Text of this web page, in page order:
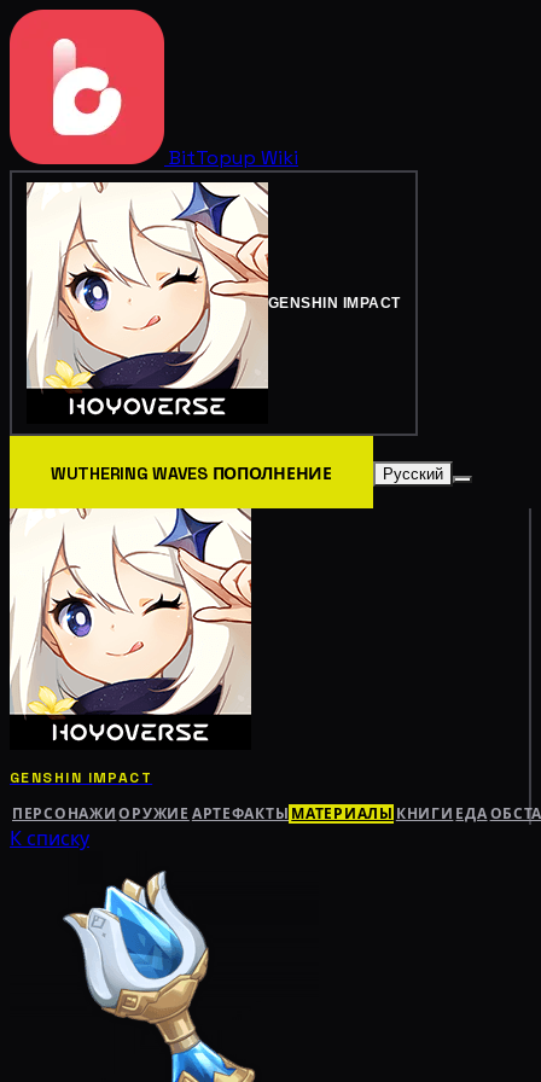
BitTopup Wiki
GENSHIN IMPACT
WUTHERING WAVES ПОПОЛНЕНИЕ Русский
GENSHIN IMPACT
ПЕРСОНАЖИ ОРУЖИЕ АРТЕФАКТЫ МАТЕРИАЛЫ КНИГИ ЕДА
К списку